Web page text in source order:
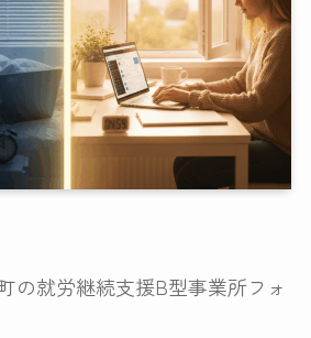
の就労継続支援B型事業所フォ